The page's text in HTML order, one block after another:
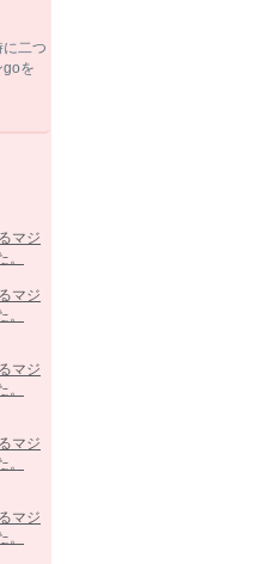
二つ
goを
マジ
マジ
マジ
マジ
マジ